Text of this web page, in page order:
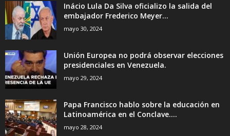
Inácio Lula Da Silva oficializo la salida del
embajador Frederico Meyer...
mayo 30, 2024
Unión Europea no podrá observar elecciones
presidenciales en Venezuela.
mayo 29, 2024
Papa Francisco hablo sobre la educación en
Latinoamérica en el Conclave....
mayo 28, 2024